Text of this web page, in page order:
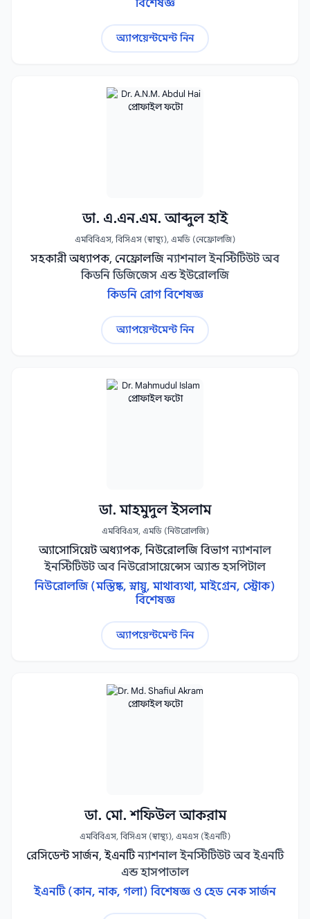
বিশেষজ্ঞ
অ্যাপয়েন্টমেন্ট নিন
ডা. এ.এন.এম. আব্দুল হাই
এমবিবিএস, বিসিএস (স্বাস্থ্য), এমডি (নেফ্রোলজি)
সহকারী অধ্যাপক, নেফ্রোলজি ন্যাশনাল ইনস্টিটিউট অব
কিডনি ডিজিজেস এন্ড ইউরোলজি
কিডনি রোগ বিশেষজ্ঞ
অ্যাপয়েন্টমেন্ট নিন
ডা. মাহমুদুল ইসলাম
এমবিবিএস, এমডি (নিউরোলজি)
অ্যাসোসিয়েট অধ্যাপক, নিউরোলজি বিভাগ ন্যাশনাল
ইনস্টিটিউট অব নিউরোসায়েন্সেস অ্যান্ড হসপিটাল
নিউরোলজি (মস্তিষ্ক, স্নায়ু, মাথাব্যথা, মাইগ্রেন, স্ট্রোক)
বিশেষজ্ঞ
অ্যাপয়েন্টমেন্ট নিন
ডা. মো. শফিউল আকরাম
এমবিবিএস, বিসিএস (স্বাস্থ্য), এমএস (ইএনটি)
রেসিডেন্ট সার্জন, ইএনটি ন্যাশনাল ইনস্টিটিউট অব ইএনটি
এন্ড হাসপাতাল
ইএনটি (কান, নাক, গলা) বিশেষজ্ঞ ও হেড নেক সার্জন